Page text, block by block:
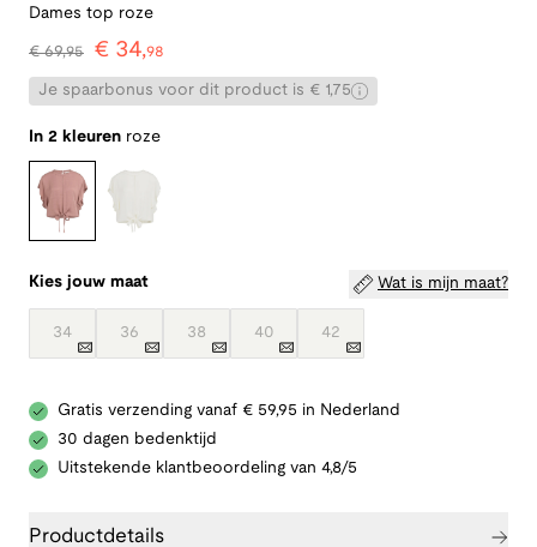
Dames top roze
€69,95 € 34,98
Je spaarbonus voor dit product is € 1,75
In 2 kleuren roze
Kies jouw maat Wat is mijn maat?
34 36 38 40 42
Gratis verzending vanaf € 59,95 in Nederland
30 dagen bedenktijd
Uitstekende klantbeoordeling van 4,8/5
Productdetails